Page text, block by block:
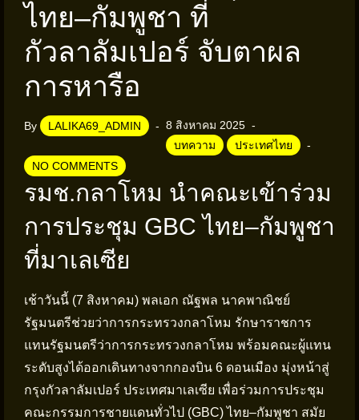
ไทย–กัมพูชา ที่
กัวลาลัมเปอร์ จับตาผล
การหารือ
By LALIKA69_ADMIN
8 สิงหาคม 2025
บทความ
ประเทศไทย
NO COMMENTS
รมช.กลาโหม นำคณะเข้าร่วม
การประชุม GBC ไทย–กัมพูชา
ที่มาเลเซีย
เช้าวันนี้ (7 สิงหาคม) พลเอก ณัฐพล นาคพาณิชย์
รัฐมนตรีช่วยว่าการกระทรวงกลาโหม รักษาราชการ
แทนรัฐมนตรีว่าการกระทรวงกลาโหม พร้อมคณะผู้แทน
ระดับสูงได้ออกเดินทางจากกองบิน 6 ดอนเมือง มุ่งหน้าสู่
กรุงกัวลาลัมเปอร์ ประเทศมาเลเซีย เพื่อร่วมการประชุม
คณะกรรมการชายแดนทั่วไป (GBC) ไทย–กัมพูชา สมัย